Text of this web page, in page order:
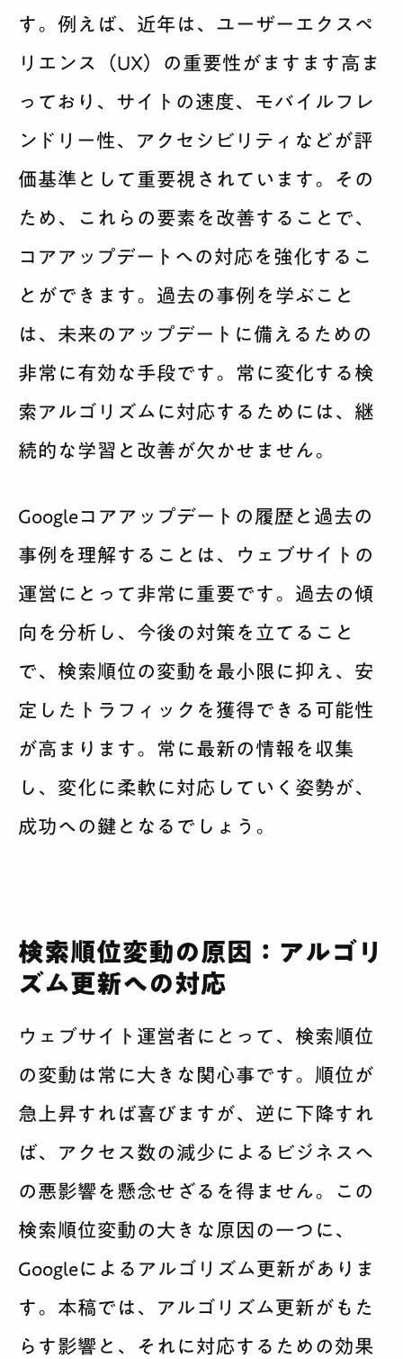
す。例えば、近年は、ユーザーエクスペ
リエンス（UX）の重要性がますます高ま
っており、サイトの速度、モバイルフレ
ンドリー性、アクセシビリティなどが評
価基準として重要視されています。その
ため、これらの要素を改善することで、
コアアップデートへの対応を強化するこ
とができます。過去の事例を学ぶこと
は、未来のアップデートに備えるための
非常に有効な手段です。常に変化する検
索アルゴリズムに対応するためには、継
続的な学習と改善が欠かせません。
Googleコアアップデートの履歴と過去の
事例を理解することは、ウェブサイトの
運営にとって非常に重要です。過去の傾
向を分析し、今後の対策を立てること
で、検索順位の変動を最小限に抑え、安
定したトラフィックを獲得できる可能性
が高まります。常に最新の情報を収集
し、変化に柔軟に対応していく姿勢が、
成功への鍵となるでしょう。
検索順位変動の原因：アルゴリ
ズム更新への対応
ウェブサイト運営者にとって、検索順位
の変動は常に大きな関心事です。順位が
急上昇すれば喜びますが、逆に下降すれ
ば、アクセス数の減少によるビジネスへ
の悪影響を懸念せざるを得ません。この
検索順位変動の大きな原因の一つに、
Googleによるアルゴリズム更新がありま
す。本稿では、アルゴリズム更新がもた
らす影響と、それに対応するための効果